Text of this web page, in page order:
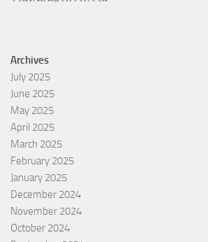
Archives
July 2025
June 2025
May 2025
April 2025
March 2025
February 2025
January 2025
December 2024
November 2024
October 2024